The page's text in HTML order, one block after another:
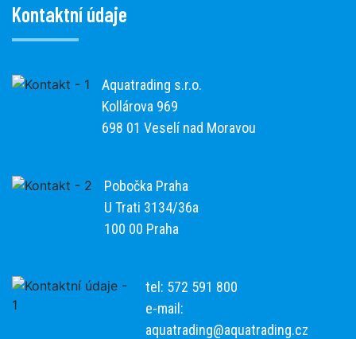
Kontaktní údaje
Aquatrading s.r.o.
Kollárova 969
698 01 Veselí nad Moravou
Pobočka Praha
U Trati 3134/36a
100 00 Praha
tel: 572 591 800
e-mail:
aquatrading@aquatrading.cz